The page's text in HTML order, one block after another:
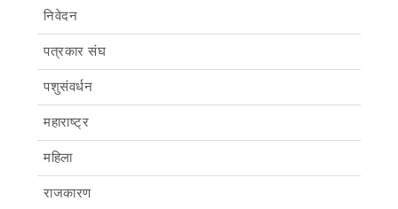
निवेदन
पत्रकार संघ
पशुसंवर्धन
महाराष्ट्र
महिला
राजकारण